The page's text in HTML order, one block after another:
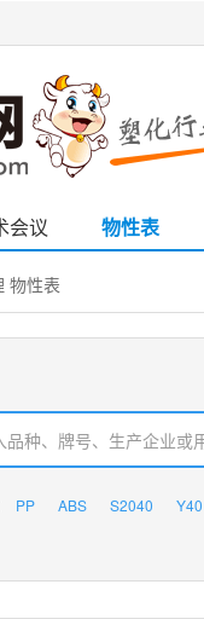
会议 物性表
物性表
PP ABS S2040 Y40